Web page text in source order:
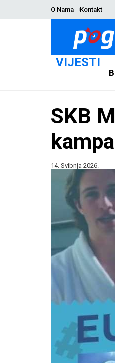
O Nama Kontakt
VIJESTI
SKB
14. Svibnja 2026.